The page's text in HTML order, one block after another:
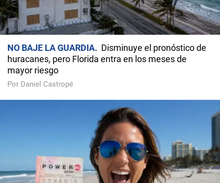
NO BAJE LA GUARDIA
Disminuye el pronóstico de
huracanes, pero Florida entra en los meses de
mayor riesgo
Por Daniel Castropé